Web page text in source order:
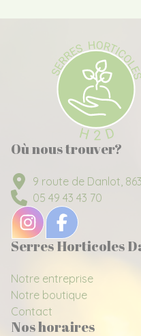
Où nous trouver?
9 route de Danlot,
05 49 43 43 70
Serres Horticoles
Notre entreprise
Notre boutique
Contact
Nos horaires